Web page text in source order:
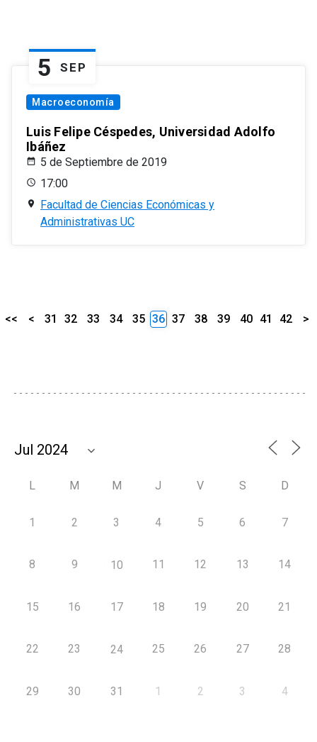
5 SEP
Macroeconomía
Luis Felipe Céspedes, Universidad Adolfo
Ibáñez
5 de Septiembre de 2019
17:00
Facultad de Ciencias Económicas y
Administrativas UC
<< < 31 32 33 34 35 36 37 38 39 40 41 42 >
L M M J V S D
1 2 3 4 5 6 7
8 9 10 11 12 13 14
15 16 17 18 19 20 21
22 23 24 25 26 27 28
29 30 31 1 2 3 4